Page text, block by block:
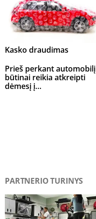
Kasko draudimas
Prieš perkant automobilį
būtinai reikia atkreipti
dėmesį į…
PARTNERIO TURINYS